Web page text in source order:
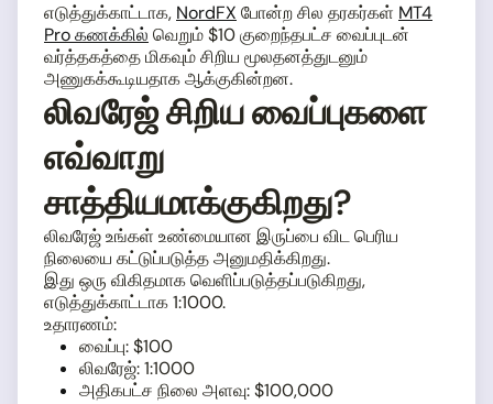
எடுத்துக்காட்டாக, NordFX போன்ற சில தரகர்கள் MT4
Pro கணக்கில் வெறும் $10 குறைந்தபட்ச வைப்புடன்
வர்த்தகத்தை மிகவும் சிறிய மூலதனத்துடனும்
அணுகக்கூடியதாக ஆக்குகின்றன.
லிவரேஜ் சிறிய வைப்புகளை
எவ்வாறு
சாத்தியமாக்குகிறது?
லிவரேஜ் உங்கள் உண்மையான இருப்பை விட பெரிய
நிலையை கட்டுப்படுத்த அனுமதிக்கிறது.
இது ஒரு விகிதமாக வெளிப்படுத்தப்படுகிறது,
எடுத்துக்காட்டாக 1:1000.
உதாரணம்:
வைப்பு: $100
லிவரேஜ்: 1:1000
அதிகபட்ச நிலை அளவு: $100,000